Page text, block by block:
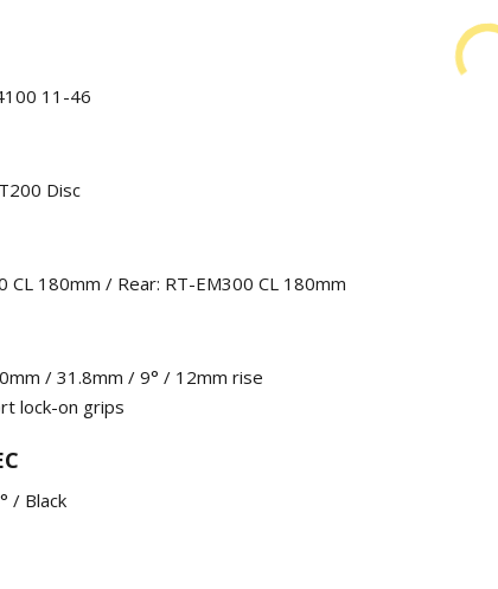
11-46
Disc
CL 180mm / Rear: RT-EM300 CL 180mm
/ 31.8mm / 9° / 12mm rise
lock-on grips
/ Black